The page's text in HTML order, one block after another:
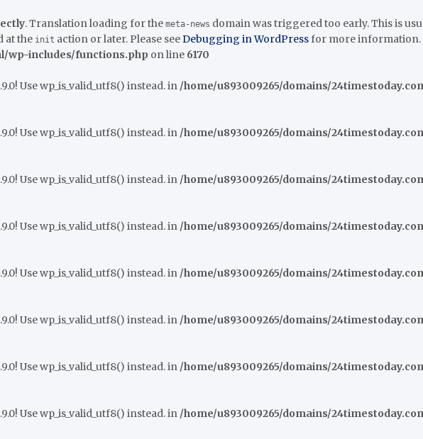
. Translation loading for the meta-news domain was triggered too early. This is
at the init action or later. Please seeDebugging in WordPressfor more information.
wp-includes/functions.php on line 6170
Use wp_is_valid_utf8() instead. in /home/u893009265/domains/
Use wp_is_valid_utf8() instead. in /home/u893009265/domains/
Use wp_is_valid_utf8() instead. in /home/u893009265/domains/
Use wp_is_valid_utf8() instead. in /home/u893009265/domains/
Use wp_is_valid_utf8() instead. in /home/u893009265/domains/
Use wp_is_valid_utf8() instead. in /home/u893009265/domains/
Use wp_is_valid_utf8() instead. in /home/u893009265/domains/
Use wp_is_valid_utf8() instead. in /home/u893009265/domains/